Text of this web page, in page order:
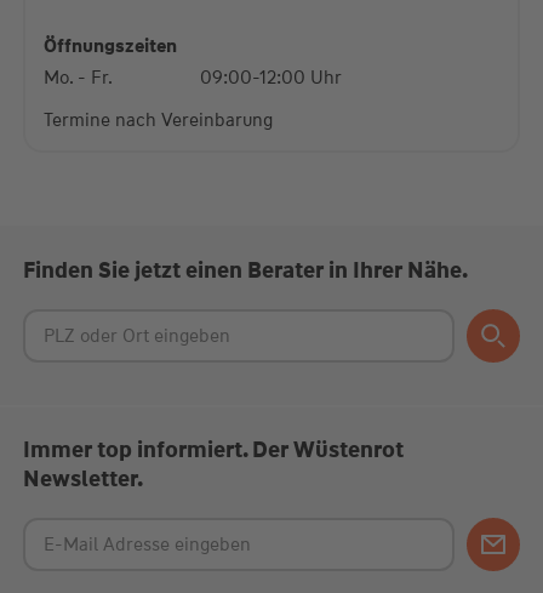
Öffnungszeiten
Mo. - Fr.
09:00-12:00 Uhr
Termine nach Vereinbarung
Finden Sie jetzt einen Berater in Ihrer Nähe.
Immer top informiert. Der Wüstenrot
Newsletter.